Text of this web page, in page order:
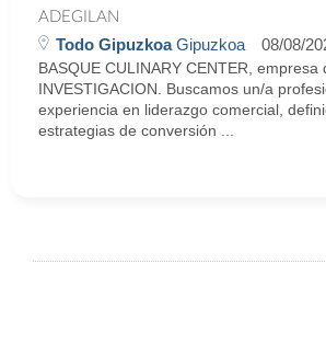
ADEGILAN
Todo GipuzkoaGipuzkoa 08/08/
BASQUE CULINARY CENTER, empresa
INVESTIGACION. Buscamos un/a
experiencia en liderazgo comercial,
estrategias de conversión ...